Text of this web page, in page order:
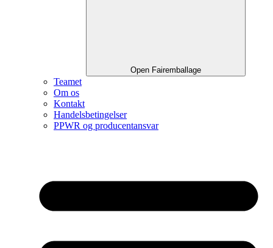
Open Fairemballage
Teamet
Om os
Kontakt
Handelsbetingelser
PPWR og producentansvar